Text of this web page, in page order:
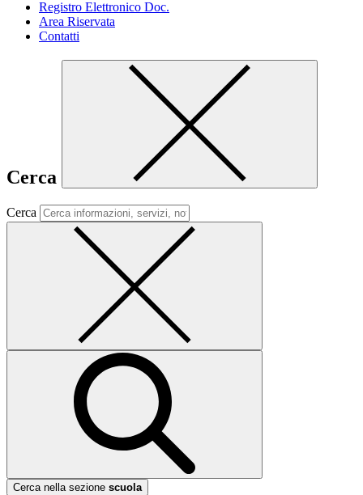
Registro Elettronico Doc.
Area Riservata
Contatti
Cerca
Cerca
Cerca nella sezione scuola